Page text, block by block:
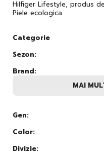
Hilfiger Lifestyle, produs
Piele ecologica
Categorie
Sezon:
Brand:
MAI
Gen:
Color:
Divizie: